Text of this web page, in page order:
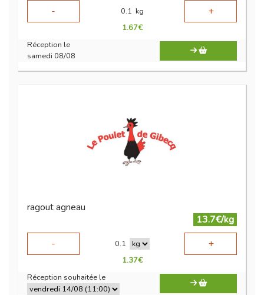
-
0.1 kg +
1.67€
Réception le
samedi 08/08
ragout agneau
13.7€/kg
-
0.1 +
1.37€
Réception souhaitée le